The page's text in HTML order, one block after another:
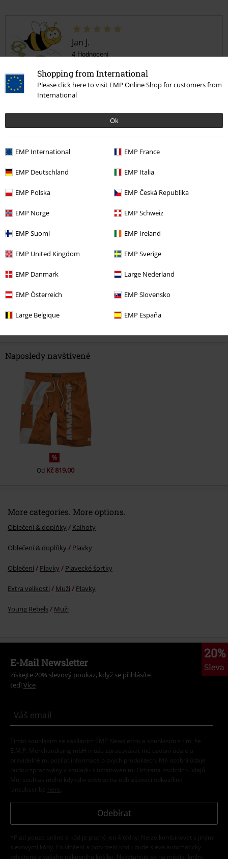
Shopping from International
Please click here to visit EMP Online Shop for customers from
International
Ok
EMP International EMP France
EMP Deutschland EMP Italia
EMP Polska EMP Česká Republika
EMP Norge EMP Schweiz
EMP Suomi EMP Ireland
EMP United Kingdom EMP Sverige
EMP Danmark Large Nederland
EMP Österreich EMP Slovensko
Large Belgique EMP España
Jan J.
4 Hodnocení
Výška postavy v metrech: 1,94
Zakoupena velikost: XL
Design
Střih
Komentář
Odeslat komentář
Naposledy navštívené
%
Od Kč 819,00
More categories. More options.
Oblečení & doplňky Kalhoty
Oblečení & doplňky Plavky
Oblečení Plavky Plavecké šortky
Extra velikosti Muži Plavky
Young Rebels Muži
20%
Sleva
E-Mail Newsletter
Získejte 20% slevový poukaz, když se přihlásíte
teď! Více
Tímto souhlasím se zasíláním EMP Newslettru a souhlasím s tím, že
E.M.P. Merchandising mbH může zpracovávat mé osobní údaje a
pravidelně mi posílat informace o svých produktech. Mé osobní údaje
budou zpracovány v souladu s ustanoveními
Ochrana osobních údajů
Můj souhlas mohu kdykoliv odvolat na odhlašovací odkaz/link.
Unsubscribe here
Odebírat
*Platí pouze online a kód je platný jen 4 týdny. Nelze kombinovat s jinými
slevovými kódy. Po vložení a potvrzení kódu bude sleva automaticky
odečtena z vašeho nákupního košíku. Nevztahuje se na média, knihy,